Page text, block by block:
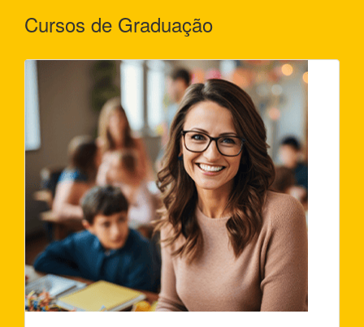
Cursos de Graduação